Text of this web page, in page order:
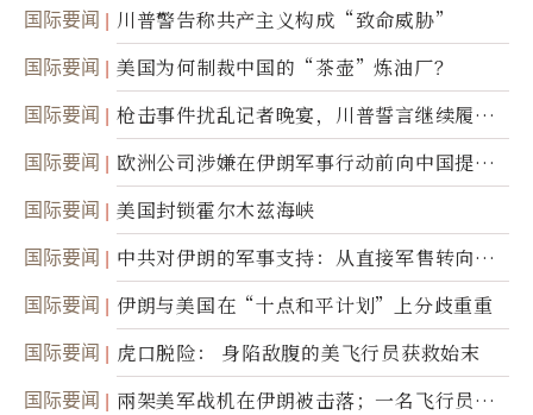
国际要闻 川普警告称共产主义构成“致命威胁”
国际要闻 美国为何制裁中国的“茶壶”炼油厂？
国际要闻
枪击事件扰乱记者晚宴，川普誓言继续履行
职责
国际要闻
欧洲公司涉嫌在伊朗军事行动前向中国提供
美军基地的卫星图像
国际要闻 美国封锁霍尔木兹海峡
国际要闻
中共对伊朗的军事支持：从直接军售转向间
接技术转让
国际要闻 伊朗与美国在“十点和平计划”上分歧重重
国际要闻 虎口脱险： 身陷敌腹的美飞行员获救始末
国际要闻
兩架美军战机在伊朗被击落；一名飞行员失